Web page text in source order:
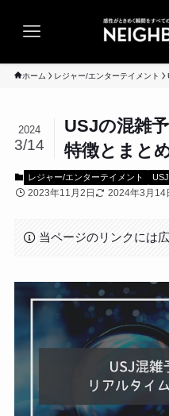
ホーム レジャー/エンターテイメント
USJの混雑
特徴とまと
2024
3/14
レジャー/エンターテイメント
2023年11月2日 2024年3月14
当ページのリンクには